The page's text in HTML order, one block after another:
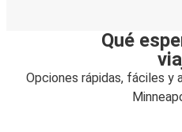
Qué
Opciones rápidas, fáciles y